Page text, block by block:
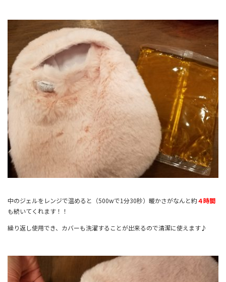
中のジェルをレンジで温めると（500wで1分30秒）暖かさがなんと約４時間
も続いてくれます！！
繰り返し使用でき、カバーも洗濯することが出来るので清潔に使えます♪